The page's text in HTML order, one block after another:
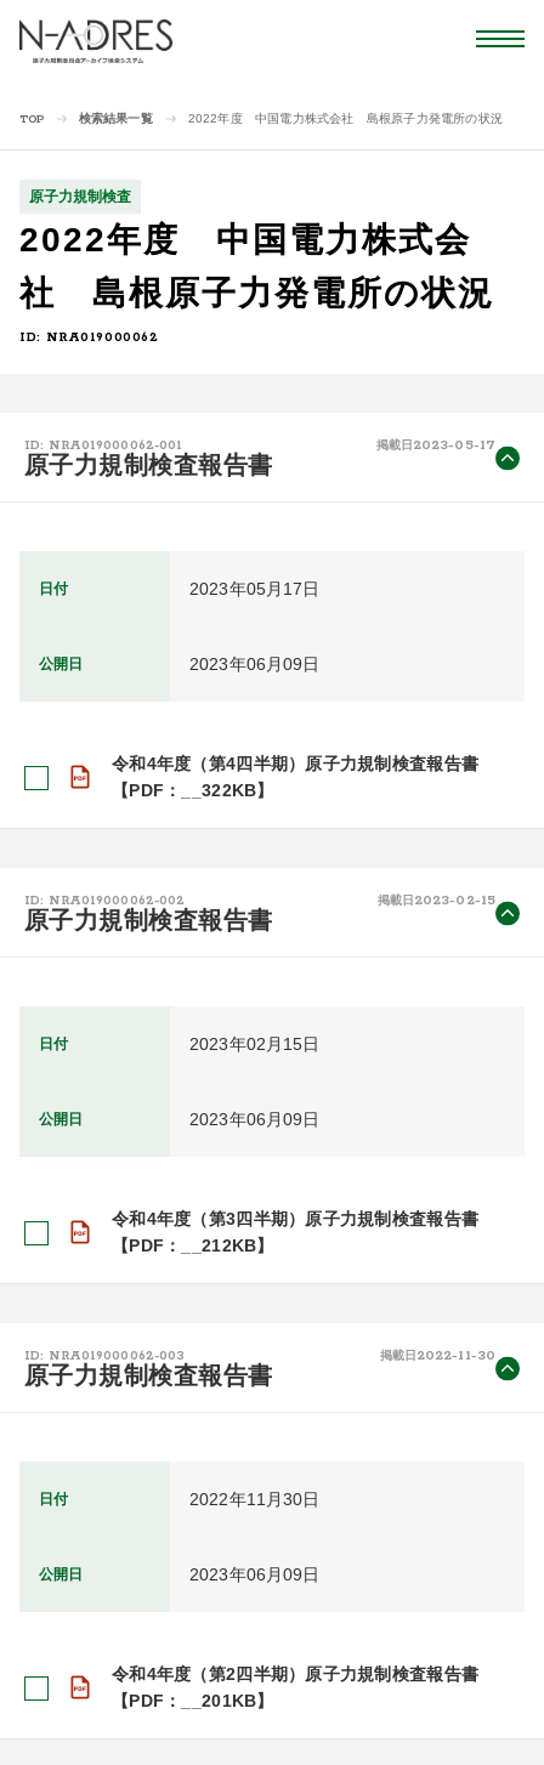
TOP 検索結果一覧 2022年度 中国電力株式会社 島根原子力発電所の状況
原子力規制検査
2022年度 中国電力株式会
社 島根原子力発電所の状況
ID: NRA019000062
ID: NRA019000062-001 掲載日 2023-05-17
原子力規制検査報告書
日付 2023年05月17日
公開日 2023年06月09日
令和4年度（第4四半期）原子力規制検査報告書
【PDF：__322KB】
ID: NRA019000062-002 掲載日 2023-02-15
原子力規制検査報告書
日付 2023年02月15日
公開日 2023年06月09日
令和4年度（第3四半期）原子力規制検査報告書
【PDF：__212KB】
ID: NRA019000062-003 掲載日 2022-11-30
原子力規制検査報告書
日付 2022年11月30日
公開日 2023年06月09日
令和4年度（第2四半期）原子力規制検査報告書
【PDF：__201KB】